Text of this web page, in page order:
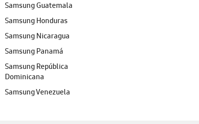
Samsung Guatemala
Samsung Honduras
Samsung Nicaragua
Samsung Panamá
Samsung República
Dominicana
Samsung Venezuela